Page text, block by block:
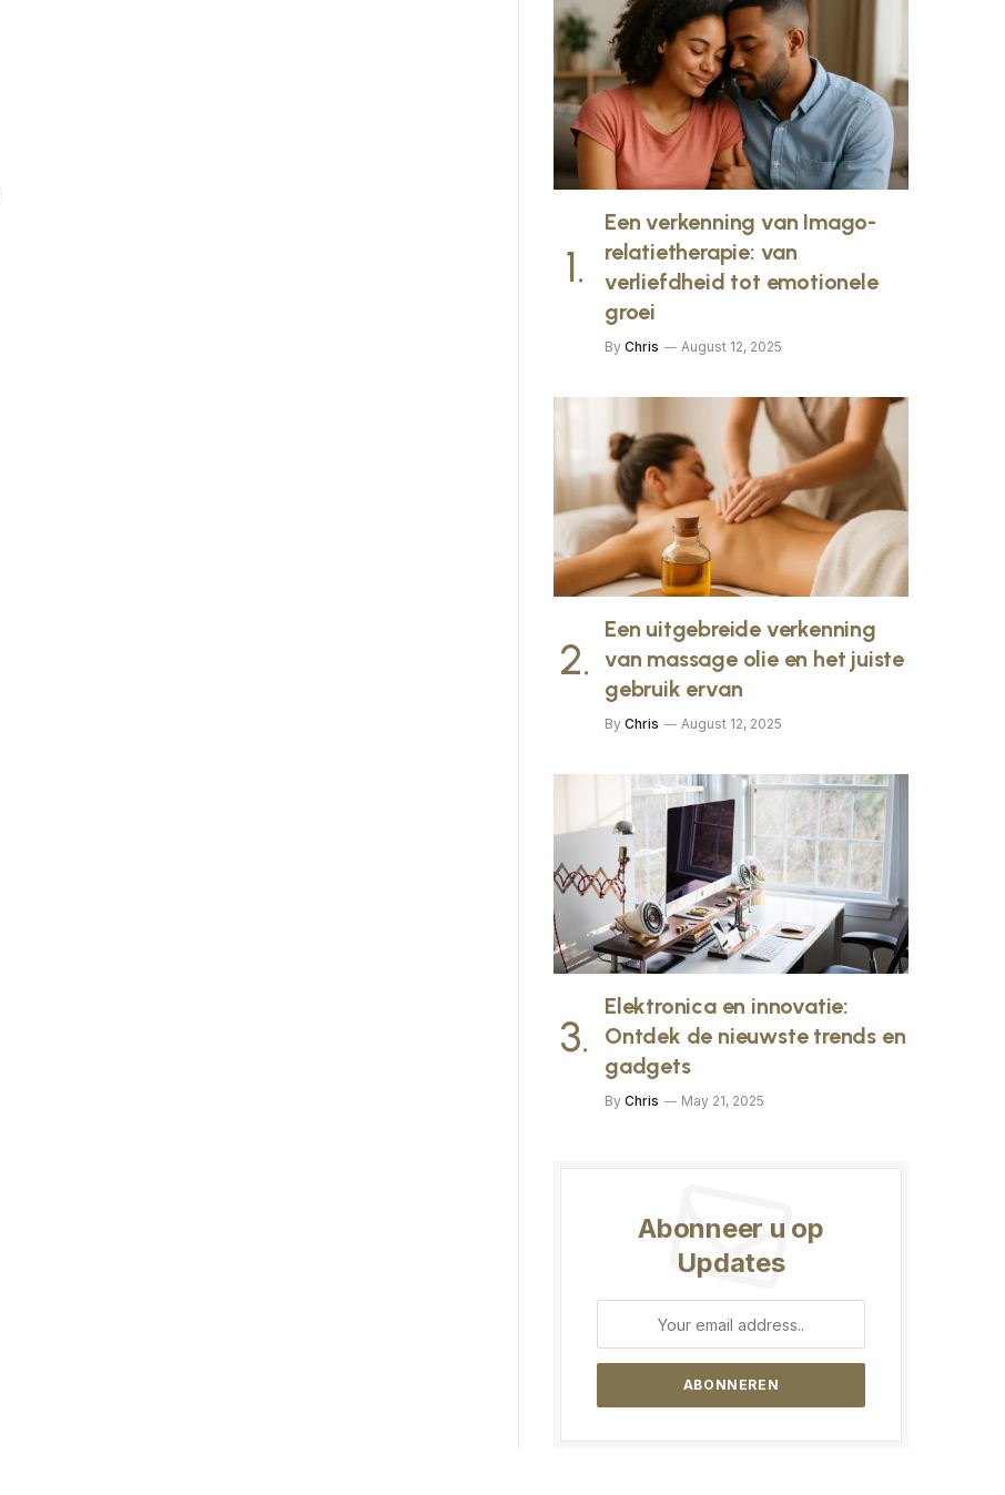
Een verkenning van Imago-
relatietherapie: van
verliefdheid tot emotionele
groei
By Chris August 12, 2025
Een uitgebreide verkenning
van massage olie en het juiste
gebruik ervan
By Chris August 12, 2025
Elektronica en innovatie:
Ontdek de nieuwste trends en
gadgets
By Chris May 21, 2025
Abonneer u op
Updates